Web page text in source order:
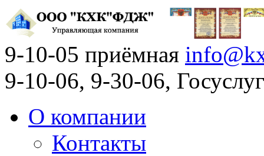
9-10-05 приёмная
9-10-06, 9-30-06,
О компании
Контакты